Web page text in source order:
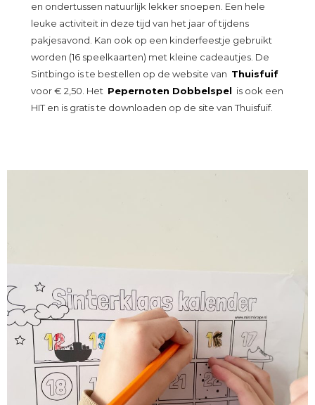
en ondertussen natuurlijk lekker snoepen. Een hele
leuke activiteit in deze tijd van het jaar of tijdens
pakjesavond. Kan ook op een kinderfeestje gebruikt
worden (16 speelkaarten) met kleine cadeautjes. De
Sintbingo is te bestellen op de website van Thuisfuif
voor € 2,50. Het Pepernoten Dobbelspel is ook een
HIT en is gratis te downloaden op de site van Thuisfuif.